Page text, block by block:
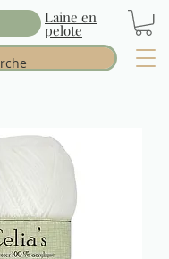
Laine en
pelote